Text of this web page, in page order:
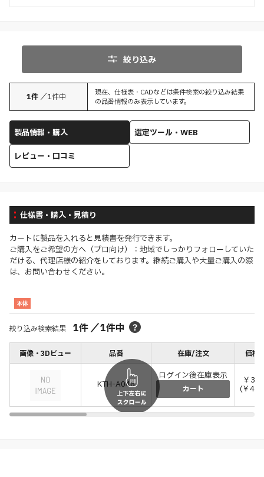
絞り込み
1件 ／1件中
現在、仕様表・CADなどは条件検索の絞り込み結果
の品番情報のみ表示しています。
製品情報・購入
選定ツール・WEB
レビュー・口コミ
仕様書・購入・見積り
カートに製品を入れると見積書を発行できます。
ご購入をご希望の方へ（プロ向け）：地域でしっかりフォローしていた
だける、代理店様の紹介をしております。継続ご購入や大量ご購入の際
は、お問い合わせください。
本体
絞り込み検索結果 1件／1件中
画像・3Dビュー 品番 在庫/注文 価格(
KTH-A046
ログイン後在庫表示
カート
￥
(￥